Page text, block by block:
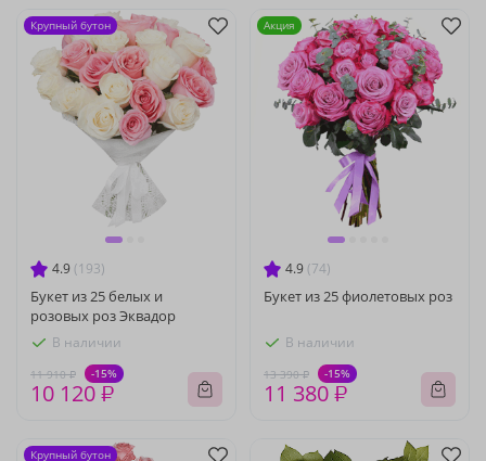
4.9 (193)
Букет из 25 белых и
розовых роз Эквадор
В наличии
11 910 ₽ -15%
10 120 ₽
Крупный бутон
4.9 (74)
Букет из 25 фиолетовых роз
В наличии
13 390 ₽ -15%
11 380 ₽
Акция
Крупный бутон